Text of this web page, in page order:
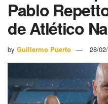
Pablo
de Atlético
by Guillermo Puerto 28/